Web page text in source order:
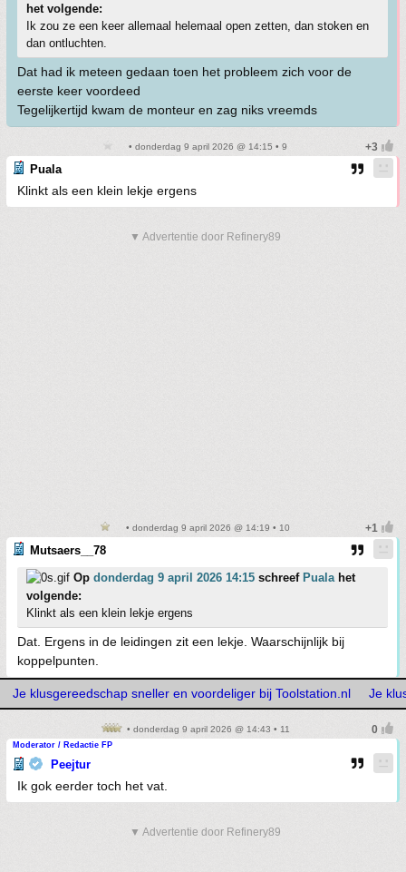
het volgende:
Ik zou ze een keer allemaal helemaal open zetten, dan stoken en
dan ontluchten.
Dat had ik meteen gedaan toen het probleem zich voor de
eerste keer voordeed
Tegelijkertijd kwam de monteur en zag niks vreemds
• donderdag 9 april 2026 @ 14:15 • 9
Puala
Klinkt als een klein lekje ergens
▼ Advertentie door Refinery89
• donderdag 9 april 2026 @ 14:19 • 10
Mutsaers__78
Op donderdag 9 april 2026 14:15 schreef Pualahet
volgende:
Klinkt als een klein lekje ergens
Dat. Ergens in de leidingen zit een lekje. Waarschijnlijk bij
koppelpunten.
Je klusgereedschap sneller en voordeliger bij Toolstation.nl Je
• donderdag 9 april 2026 @ 14:43 • 11
Moderator / Redactie FP
Peejtur
Ik gok eerder toch het vat.
▼ Advertentie door Refinery89